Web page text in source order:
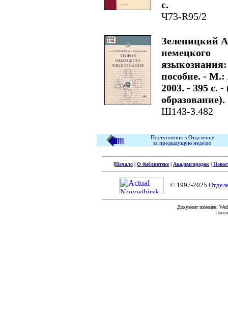
с.
Ч73-R95/2
Зеленицкий
немецкого
пособие. -
2003. - 395 с.
образование).
Ш143-З.482
Поступления в Отделение
за предыдущую неделю
[Начало | О библиотеке| Академгородок |
© 1997-2025
Документ изменен: